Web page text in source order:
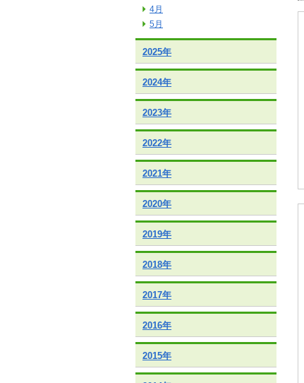
4月
5月
2025年
2024年
2023年
2022年
2021年
2020年
2019年
2018年
2017年
2016年
2015年